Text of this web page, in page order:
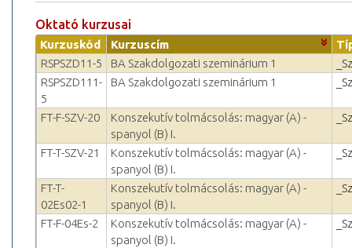
Oktató kurzusai
Kurzuskód Kurzuscím
RSPSZD11-5
BA Szakdolgozati szeminárium 1
RSPSZD111-
5
BA Szakdolgozati szeminárium 1
FT-F-SZV-20
Konszekutív tolmácsolás: magyar (A) -
spanyol (B) I.
FT-T-SZV-21
Konszekutív tolmácsolás: magyar (A) -
spanyol (B) I.
FT-T-
02Es02-1
Konszekutív tolmácsolás: magyar (A) -
spanyol (B) I.
FT-F-04Es-2
Konszekutív tolmácsolás: magyar (A) -
spanyol (B) I.